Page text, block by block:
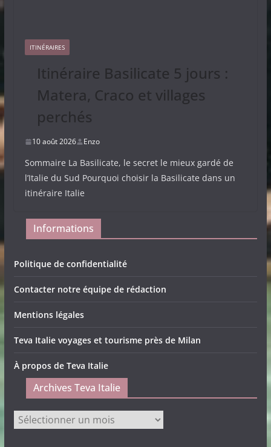
ITINÉRAIRES
Itinéraire Basilicate 5 jours :
Matera, Craco et villages
perchés
10 août 2026 Enzo
Sommaire La Basilicate, le secret le mieux gardé de
l’Italie du Sud Pourquoi choisir la Basilicate dans un
itinéraire Italie
Informations
Politique de confidentialité
Contacter notre équipe de rédaction
Mentions légales
Teva Italie voyages et tourisme près de Milan
À propos de Teva Italie
Archives Teva Italie
Archives
Teva